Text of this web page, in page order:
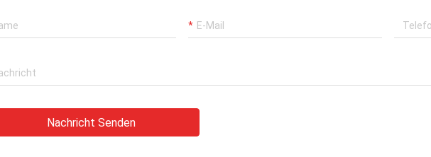
Nachricht Senden